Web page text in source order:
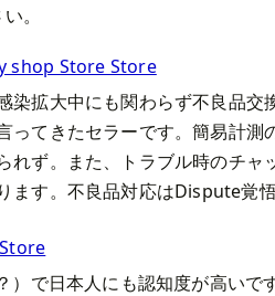
。
shop Store Store
染拡大中にも関わらず不良品交
ってきたセラーです。簡易計測
れず。また、トラブル時のチ
ます。不良品対応はDispute覚
）で日本人にも認知度が高いで